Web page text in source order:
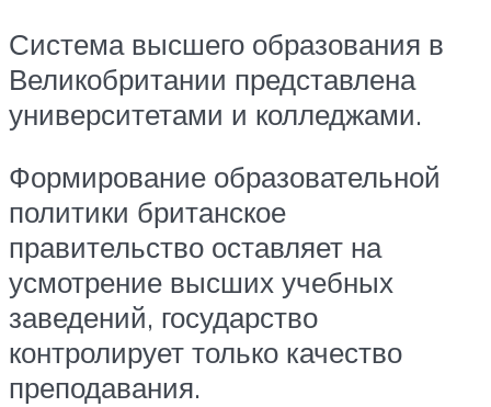
Система высшего образования в
Великобритании представлена
университетами и колледжами.
Формирование образовательной
политики британское
правительство оставляет на
усмотрение высших учебных
заведений, государство
контролирует только качество
преподавания.